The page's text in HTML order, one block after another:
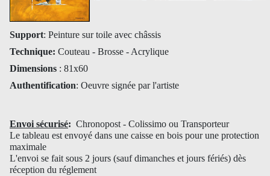
Support: Peinture sur toile avec châssis
Technique: Couteau - Brosse - Acrylique
Dimensions : 81x60
Authentification: Oeuvre signée par l'artiste
Envoi sécurisé: Chronopost - Colissimo ou Transporteur
Le tableau est envoyé dans une caisse en bois pour une protection
maximale
L'envoi se fait sous 2 jours (sauf dimanches et jours fériés) dès
réception du réglement